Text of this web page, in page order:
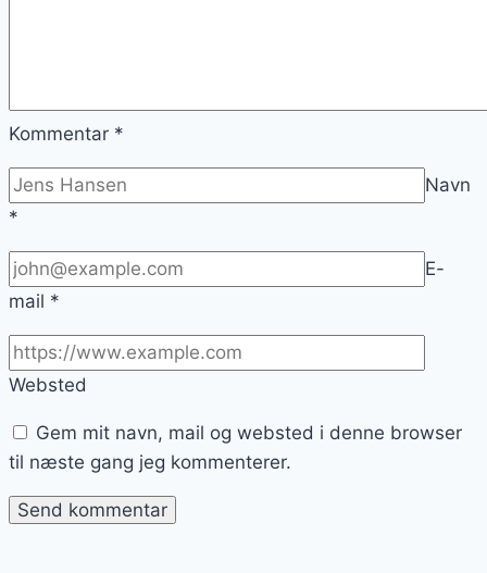
Kommentar *
Navn
*
E-
mail *
Websted
Gem mit navn, mail og websted i denne browser
til næste gang jeg kommenterer.